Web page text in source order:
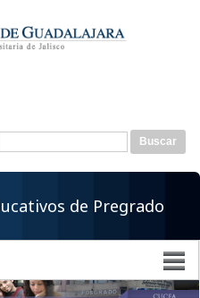
Formulario de
Buscar
de Pregrado